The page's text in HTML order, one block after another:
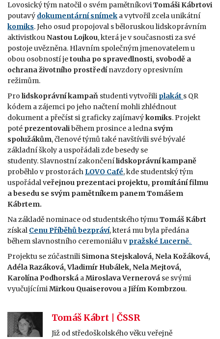
Lovosický tým natočil o svém pamětníkoviTomáši Kábrtovi
poutavý dokumentární snímek a vytvořil zcela unikátní
komiks. Jeho osud propojoval s běloruskou lidskoprávním
aktivistkouNastou Lojkou, která je v současnosti za své
postoje uvězněna. Hlavním společným jmenovatelem u
obou osobností jetouha po spravedlnosti, svobodě a
ochrana životního prostředínavzdory opresivním
režimům.
Pro lidskoprávní kampaň studenti vytvořili plakát s QR
kódem a zájemci po jeho načtení mohli zhlédnout
dokument a přečíst si graficky zajímavýkomiks. Projekt
poté prezentovaliběhem prosince a ledna svým
spolužákům, členové týmů také navštívili své bývalé
základní školy a uspořádali zde besedy se
studenty. Slavnostní zakončenílidskoprávní kampaně
proběhlo v prostorách LOVO Café, kde studentský tým
uspořádal veřejnou prezentaci projektu, promítání filmu
a besedu se svým pamětníkem panem Tomášem
Kábrtem.
Na základě nominace od studentského týmuTomáš Kábrt
získal Cenu Příběhů bezpráví, která mu byla předána
během slavnostního ceremoniálu v pražské Lucerně.
Projektu se zúčastnili Simona Stejskalová, Nela Kožáková,
Adéla Razáková, Vladimír Hubálek, Nela Mejtová,
Karolína Podhorská aMiroslava Vernerová se svými
vyučujícímiMirkou Quaiserovou aJiřím Kombrzou.
Tomáš Kábrt | ČSSR
Již od středoškolského věku veřejně